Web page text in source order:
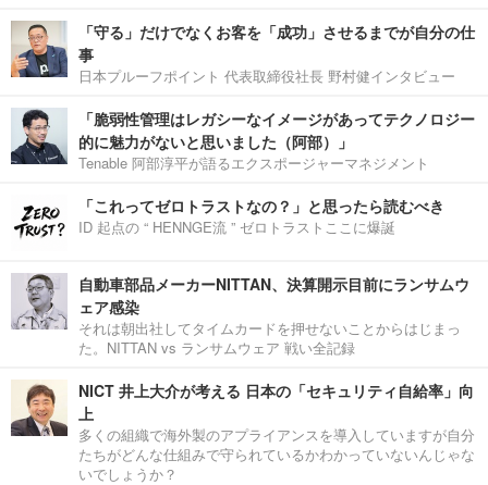
「守る」だけでなくお客を「成功」させるまでが自分の仕
事
日本プルーフポイント 代表取締役社長 野村健インタビュー
「脆弱性管理はレガシーなイメージがあってテクノロジー
的に魅力がないと思いました（阿部）」
Tenable 阿部淳平が語るエクスポージャーマネジメント
「これってゼロトラストなの？」と思ったら読むべき
ID 起点の “ HENNGE流 ” ゼロトラストここに爆誕
自動車部品メーカーNITTAN、決算開示目前にランサムウ
ェア感染
それは朝出社してタイムカードを押せないことからはじまっ
た。NITTAN vs ランサムウェア 戦い全記録
NICT 井上大介が考える 日本の「セキュリティ自給率」向
上
多くの組織で海外製のアプライアンスを導入していますが自分
たちがどんな仕組みで守られているかわかっていないんじゃな
いでしょうか？